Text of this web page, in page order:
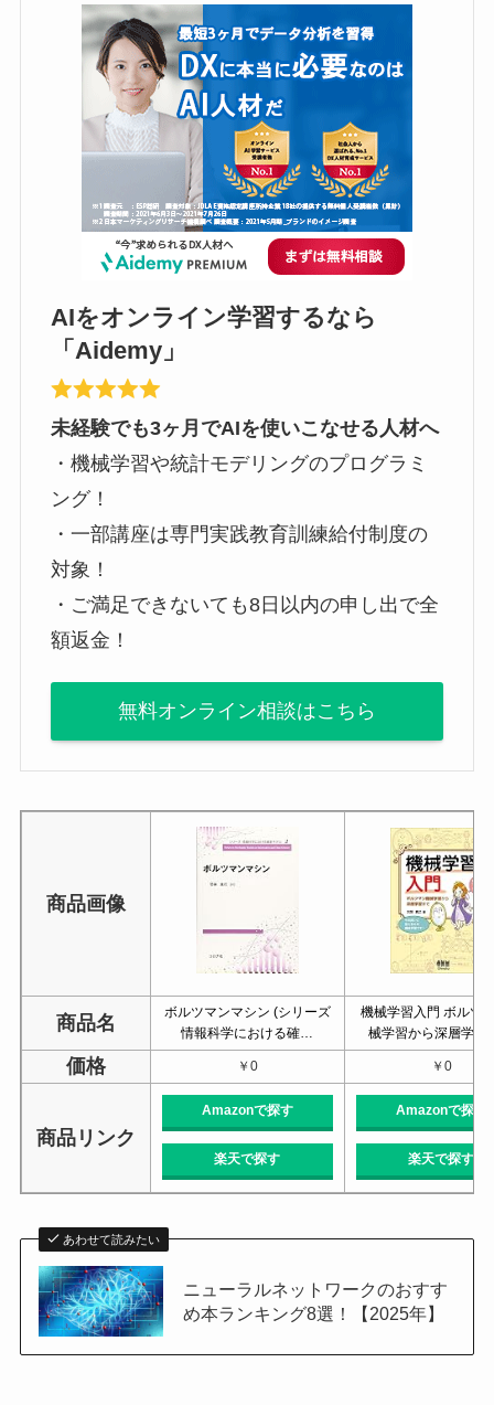
AIをオンライン学習するなら
「Aidemy」
未経験でも3ヶ月でAIを使いこなせる人材へ
・機械学習や統計モデリングのプログラミ
ング！
・一部講座は専門実践教育訓練給付制度の
対象！
・ご満足できないても8日以内の申し出で全
額返金！
無料オンライン相談はこちら
商品画像
商品名
ボルツマンマシン (シリーズ
情報科学における確…
機械学習入門 ボルツ
械学習から深層学習
価格 ￥0 ￥0
商品リンク
Amazonで探す
楽天で探す
Amazonで探す
楽天で探す
あわせて読みたい
ニューラルネットワークのおすす
め本ランキング8選！【2025年】